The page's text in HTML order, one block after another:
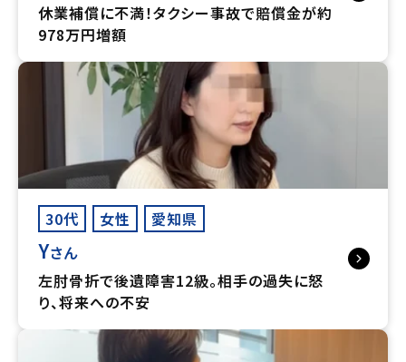
休業補償に不満！タクシー事故で賠償金が約
978万円増額
30代 女性 愛知県
Yさん
左肘骨折で後遺障害12級。相手の過失に怒
り、将来への不安